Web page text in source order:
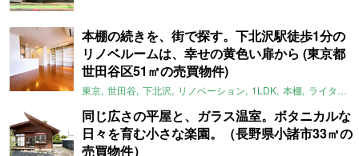
本棚の続きを、街で探す。下北沢駅徒歩1分の
リノベルームは、幸せの黄色い扉から (東京都
世田谷区51㎡の売買物件)
東京 世田谷 下北沢 リノベーション 1LDK 本棚 ライター：ほしりょうこ
同じ広さの平屋と、ガラス温室。ボタニカルな
日々を育む小さな楽園。（長野県小諸市33㎡の
売買物件）